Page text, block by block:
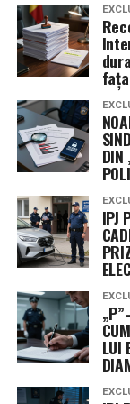
DIN
IPJ
LUI